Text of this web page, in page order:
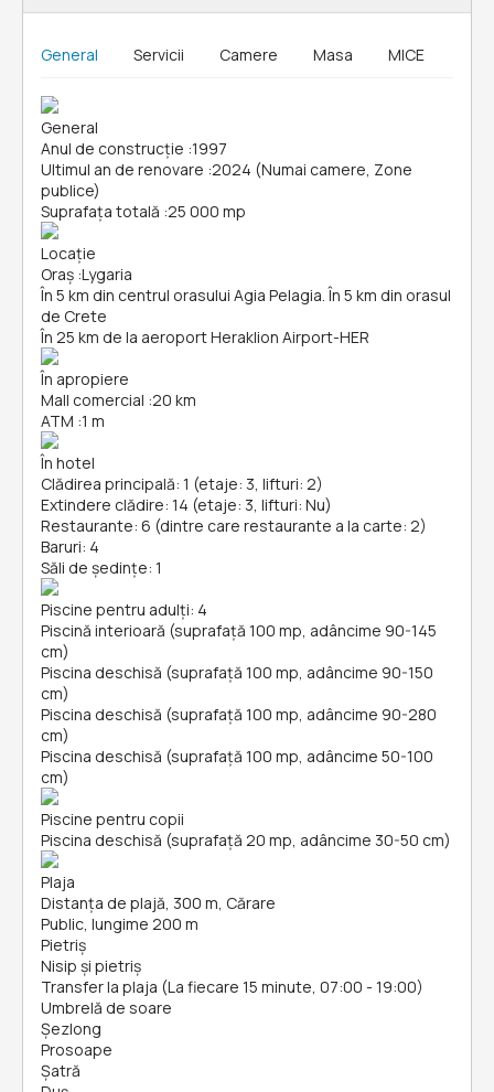
General Servicii Camere Masa MICE
General
Anul de construcție :1997
Ultimul an de renovare :2024 (Numai camere, Zone
publice)
Suprafața totală :25 000 mp
Locație
Oraș :Lygaria
În 5 km din centrul orasului Agia Pelagia. În 5 km din orasul
de Crete
În 25 km de la aeroport Heraklion Airport-HER
În apropiere
Mall comercial :20 km
ATM :1 m
În hotel
Clădirea principală: 1 (etaje: 3, lifturi: 2)
Extindere clădire: 14 (etaje: 3, lifturi: Nu)
Restaurante: 6 (dintre care restaurante a la carte: 2)
Baruri: 4
Săli de ședințe: 1
Piscine pentru adulți: 4
Piscină interioară (suprafață 100 mp, adâncime 90-145
cm)
Piscina deschisă (suprafață 100 mp, adâncime 90-150
cm)
Piscina deschisă (suprafață 100 mp, adâncime 90-280
cm)
Piscina deschisă (suprafață 100 mp, adâncime 50-100
cm)
Piscine pentru copii
Piscina deschisă (suprafață 20 mp, adâncime 30-50 cm)
Plaja
Distanța de plajă, 300 m, Cărare
Public, lungime 200 m
Pietriș
Nisip și pietriş
Transfer la plaja (La fiecare 15 minute, 07:00 - 19:00)
Umbrelă de soare
Șezlong
Prosoape
Şatră